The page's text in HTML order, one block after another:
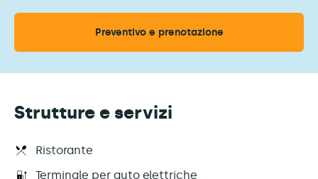
Preventivo e prenotazione
Strutture e servizi
Ristorante
Terminale per auto elettriche